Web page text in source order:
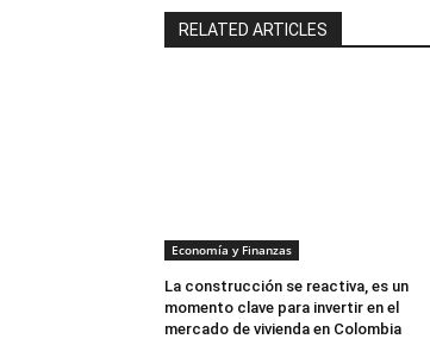
RELATED ARTICLES
Economía y Finanzas
La construcción se reactiva, es un
momento clave para invertir en el
mercado de vivienda en Colombia